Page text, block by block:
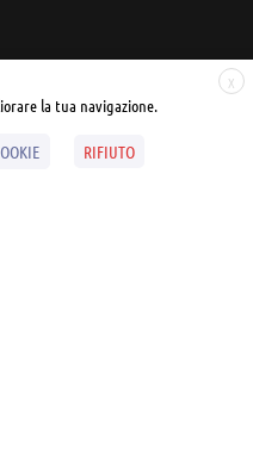
X
la tua navigazione.
RIFIUTO